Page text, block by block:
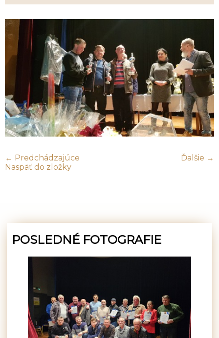
← Predchádzajúce
Ďalšie →
Naspäť do zložky
POSLEDNÉ FOTOGRAFIE